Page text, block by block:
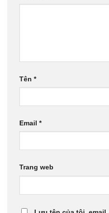
Tên *
Email *
Trang web